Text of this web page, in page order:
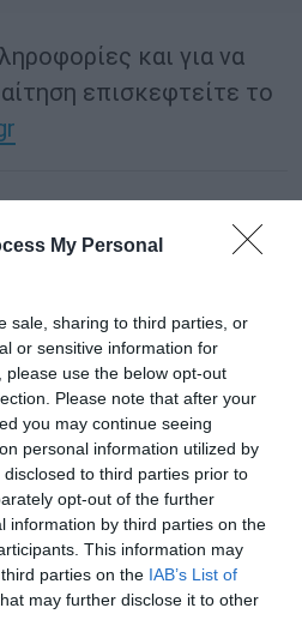
My Personal
sale, sharing to third parties, or
or sensitive information for
use the below opt-out
Please note that after your
you may continue seeing
personal information utilized by
to third parties prior to
opt-out of the further
information by third parties on the
This information may
parties on the IAB’s List of
may further disclose it to other
και για να
επισκεφτείτε το